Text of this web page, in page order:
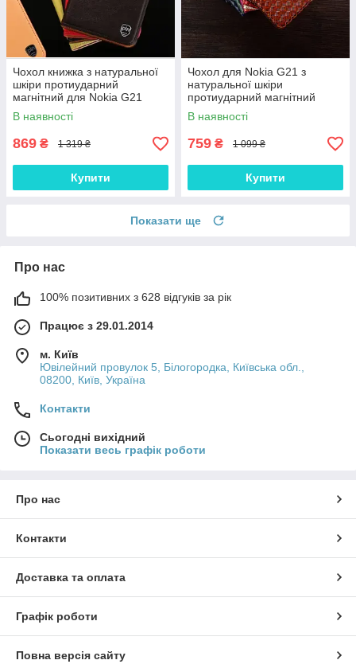
Чохол книжка з натуральної
шкіри протиударний
магнітний для Nokia G21
"CLASIC"
В наявності
869 ₴ 1 319 ₴
Купити
Чохол для Nokia G21 з
натуральної шкіри
протиударний магнітний
книжка з підставкою
"VENETTA"
В наявності
759 ₴ 1 099 ₴
Купити
Показати ще
Про нас
100% позитивних з 628 відгуків за рік
Працює з 29.01.2014
м. Київ
Ювілейний провулок 5, Білогородка, Київська обл.,
08200, Київ, Україна
Контакти
Сьогодні вихідний
Показати весь графік роботи
Про нас
Контакти
Доставка та оплата
Графік роботи
Повна версія сайту